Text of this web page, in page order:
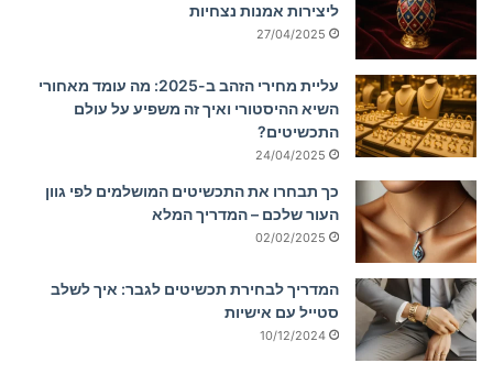
ליצירות אמנות נצחיות
27/04/2025
עליית מחירי הזהב ב-2025: מה עומד מאחורי
השיא ההיסטורי ואיך זה משפיע על עולם
התכשיטים?
24/04/2025
כך תבחרו את התכשיטים המושלמים לפי גוון
העור שלכם – המדריך המלא
02/02/2025
המדריך לבחירת תכשיטים לגבר: איך לשלב
סטייל עם אישיות
10/12/2024